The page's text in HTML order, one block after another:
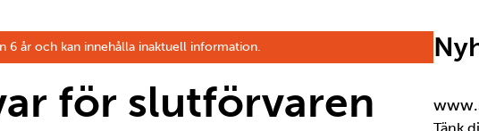
6 år och kan innehålla inaktuell information.
för slutförvaren